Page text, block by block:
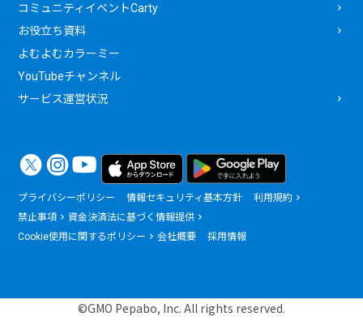
コミュニティイベントCarty
お役立ち資料
よむよむカラーミー
YouTubeチャンネル
サービス運営状況
プライバシーポリシー 情報セキュリティ基本方針
利用規約
禁止事項
資金決済法に基づく情報提供
Cookie使用に関するポリシー
会社概要 採用情報
©GMO Pepabo, Inc. All rights reserved.